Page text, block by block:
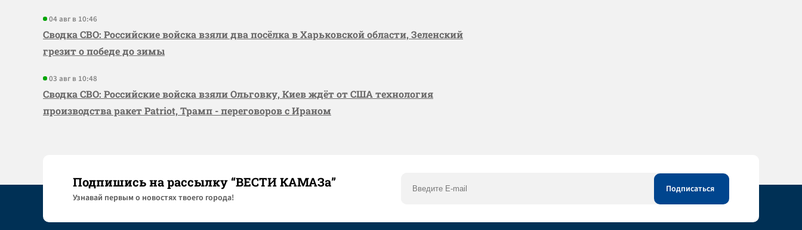
04 авг в 10:46
Сводка СВО: Российские войска взяли два посёлка в Харьковской области, Зеленский
грезит о победе до зимы
03 авг в 10:48
Сводка СВО: Российские войска взяли Ольговку, Киев ждёт от США технология
производства ракет Patriot, Трамп - переговоров с Ираном
Подпишись на рассылку “ВЕСТИ КАМАЗа”
Узнaвай первым о новостях твоего города!